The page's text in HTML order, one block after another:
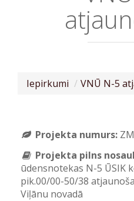
Iepirkumi VNŪ N-5
Projekta numurs:
Projekta pilns
ūdensnotekas N-5 ŪSIK
pik.00/00-50/38
Viļānu novadā